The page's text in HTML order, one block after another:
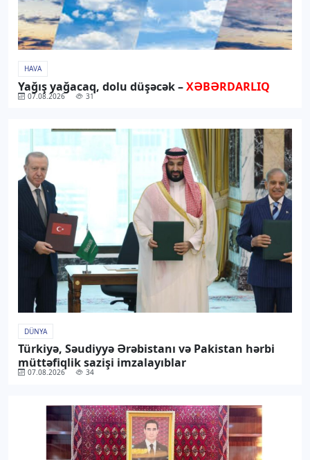
HAVA
Yağış yağacaq, dolu düşəcək –XƏBƏRDARLIQ
07.08.2026 31
DÜNYA
Türkiyə, Səudiyyə Ərəbistanı və Pakistan hərbi
müttəfiqlik sazişi imzalayıblar
07.08.2026 34